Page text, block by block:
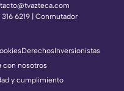
6219 | Conmutador
DerechosInversionistas
con nosotros
y cumplimiento